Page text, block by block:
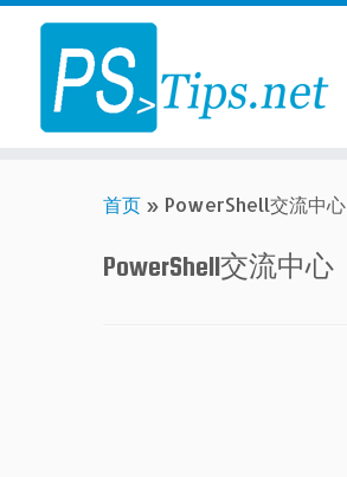
Skip
content
首页 » PowerShell交流中心
PowerShell交流中心